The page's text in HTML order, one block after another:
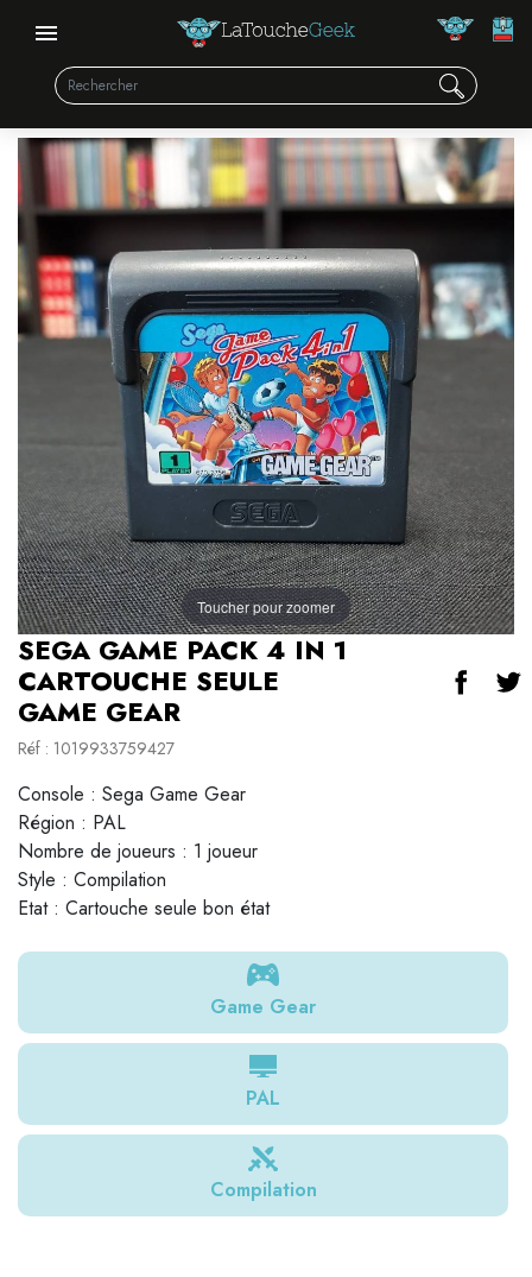
Toucher pour zoomer
SEGA GAME PACK 4 IN 1
CARTOUCHE SEULE
GAME GEAR
Réf : 1019933759427
Console : Sega Game Gear
Région : PAL
Nombre de joueurs : 1 joueur
Style : Compilation
Etat : Cartouche seule bon état
Game Gear
PAL
Compilation